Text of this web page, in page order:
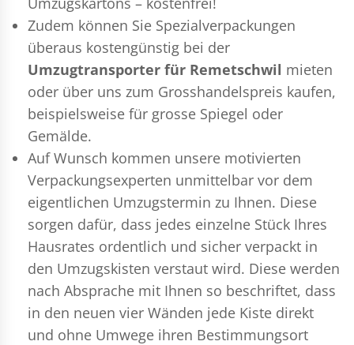
Zudem können Sie Spezialverpackungen
überaus kostengünstig bei der
Umzugtransporter für Remetschwil mieten
oder über uns zum Grosshandelspreis kaufen,
beispielsweise für grosse Spiegel oder
Gemälde.
Auf Wunsch kommen unsere motivierten
Verpackungsexperten unmittelbar vor dem
eigentlichen Umzugstermin zu Ihnen. Diese
sorgen dafür, dass jedes einzelne Stück Ihres
Hausrates ordentlich und sicher verpackt in
den Umzugskisten verstaut wird. Diese werden
nach Absprache mit Ihnen so beschriftet, dass
in den neuen vier Wänden jede Kiste direkt
und ohne Umwege ihren Bestimmungsort